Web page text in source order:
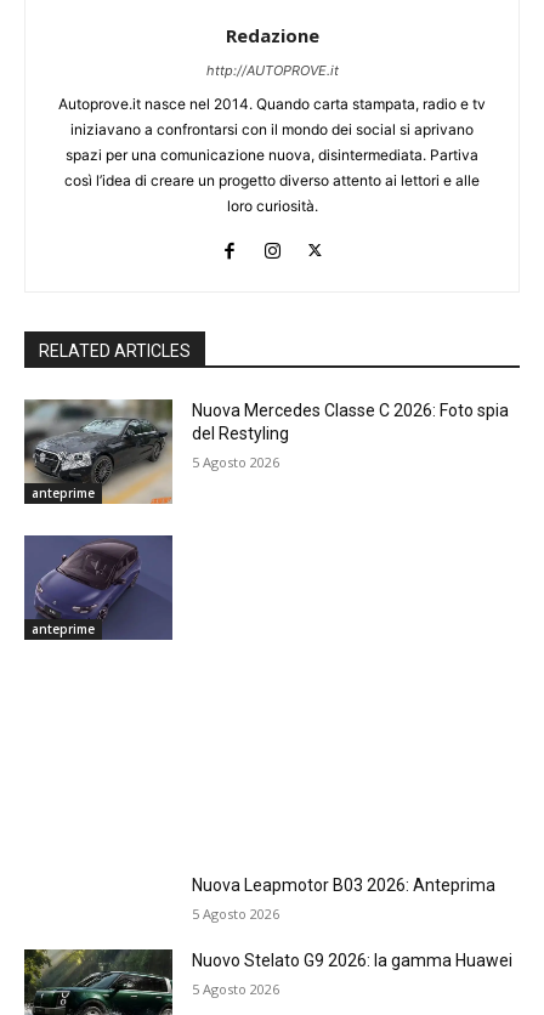
Redazione
http://AUTOPROVE.it
Autoprove.it nasce nel 2014. Quando carta stampata, radio e tv
iniziavano a confrontarsi con il mondo dei social si aprivano
spazi per una comunicazione nuova, disintermediata. Partiva
così l’idea di creare un progetto diverso attento ai lettori e alle
loro curiosità.
RELATED ARTICLES
anteprime
Nuova Mercedes Classe C 2026: Foto spia
del Restyling
5 Agosto 2026
anteprime
Nuova Leapmotor B03 2026: Anteprima
5 Agosto 2026
Nuovo Stelato G9 2026: la gamma Huawei
5 Agosto 2026